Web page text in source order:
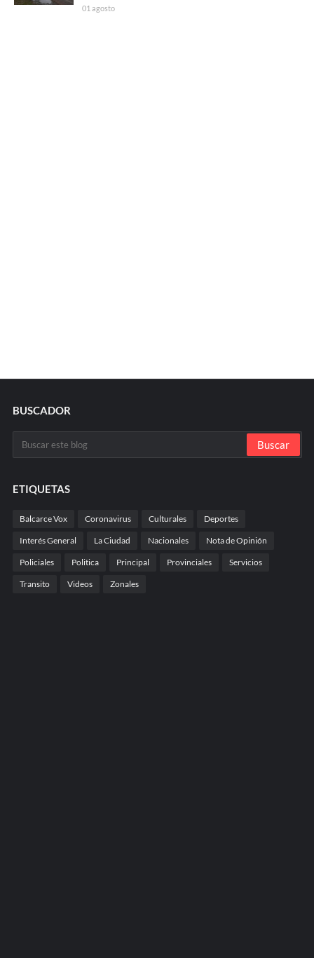
01 agosto
BUSCADOR
ETIQUETAS
Balcarce Vox Coronavirus Culturales Deportes
Interés General La Ciudad Nacionales Nota de Opinión
Policiales Politica Principal Provinciales Servicios
Transito Videos Zonales